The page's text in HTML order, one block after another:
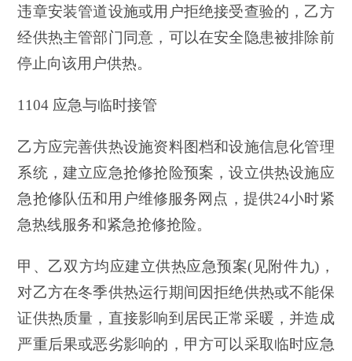
违章安装管道设施或用户拒绝接受查验的，乙方
经供热主管部门同意，可以在安全隐患被排除前
停止向该用户供热。
1104 应急与临时接管
乙方应完善供热设施资料图档和设施信息化管理
系统，建立应急抢修抢险预案，设立供热设施应
急抢修队伍和用户维修服务网点，提供24小时紧
急热线服务和紧急抢修抢险。
甲、乙双方均应建立供热应急预案(见附件九)，
对乙方在冬季供热运行期间因拒绝供热或不能保
证供热质量，直接影响到居民正常采暖，并造成
严重后果或恶劣影响的，甲方可以采取临时应急